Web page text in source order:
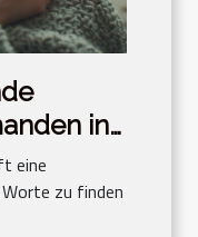
in
eine
zu finden